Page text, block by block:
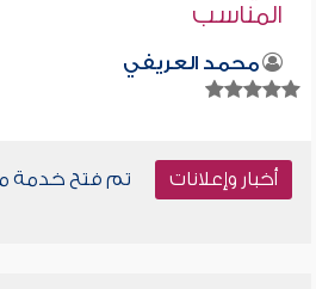
المناسب
محمد العريفي
أخبار وإعلانات
تم فتح خدمة